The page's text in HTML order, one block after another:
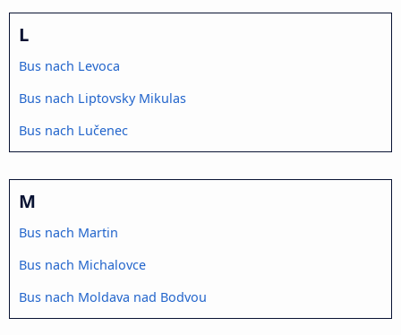
L
Bus nach Levoca
Bus nach Liptovsky Mikulas
Bus nach Lučenec
M
Bus nach Martin
Bus nach Michalovce
Bus nach Moldava nad Bodvou